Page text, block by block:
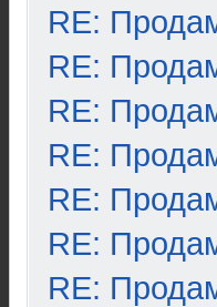
RE:
RE:
RE:
RE:
RE:
RE:
RE: